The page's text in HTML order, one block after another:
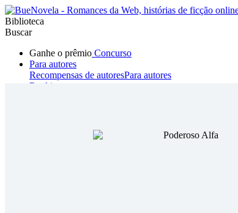
Biblioteca
Buscar
Ganhe o prêmio Concurso
Para autores
Recompensas de autoresPara autores
Ranking
Hombre lobo MafiaSistema Fantasía